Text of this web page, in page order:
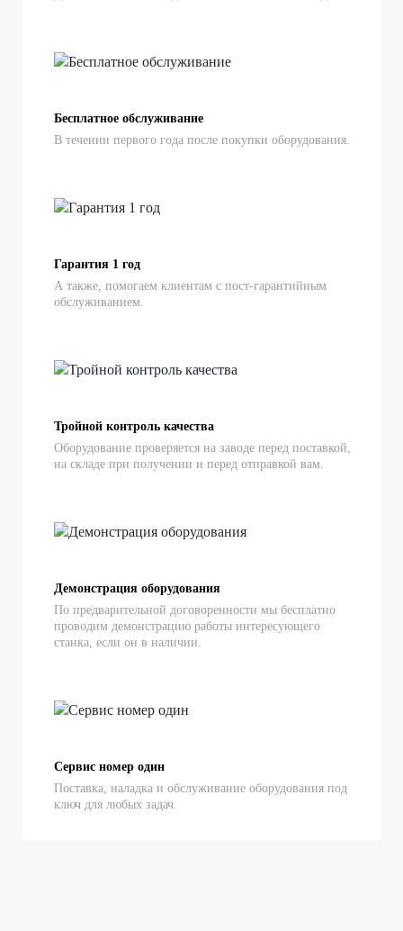
Бесплатное обслуживание
В течении первого года после покупки оборудования.
Гарантия 1 год
А также, помогаем клиентам с пост-гарантийным
обслуживанием.
Тройной контроль качества
Оборудование проверяется на заводе перед поставкой,
на складе при получении и перед отправкой вам.
Демонстрация оборудования
По предварительной договоренности мы бесплатно
проводим демонстрацию работы интересующего
станка, если он в наличии.
Сервис номер один
Поставка, наладка и обслуживание оборудования под
ключ для любых задач.